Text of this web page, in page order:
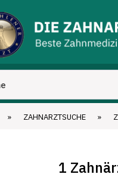
» ZAHNARZTSUCHE »
1